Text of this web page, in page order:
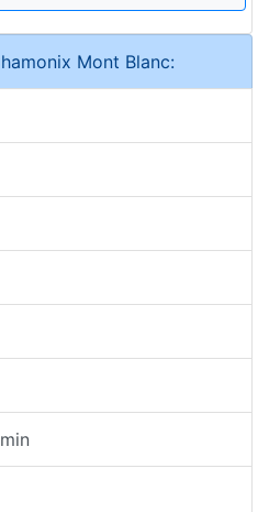
Mont Blanc: